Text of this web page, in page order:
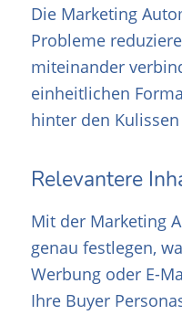
Die Marketing
Probleme
miteinander
einheitlichen
hinter den
Relevantere
Mit der Marketing
genau festlegen,
Werbung oder E-
Ihre Buyer